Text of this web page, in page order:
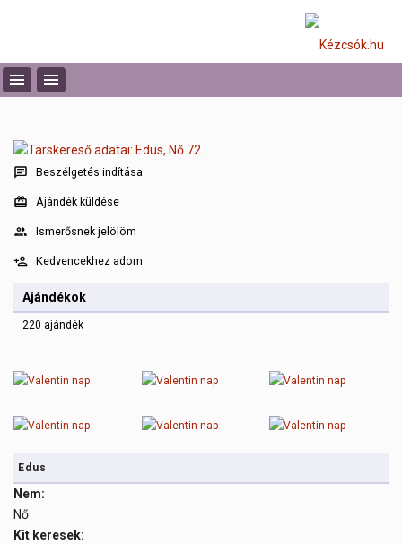
Beszélgetés indítása
Ajándék küldése
Ismerősnek jelölöm
Kedvencekhez adom
Ajándékok
220 ajándék
Edus
Nem:
Nő
Kit keresek: